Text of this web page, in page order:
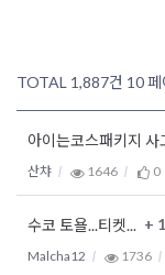
TOTAL 1,887건 10 페
아이는코스패키지 사
산챠 1646 0
수코 토욜...티켓... + 1
Malcha12 1736